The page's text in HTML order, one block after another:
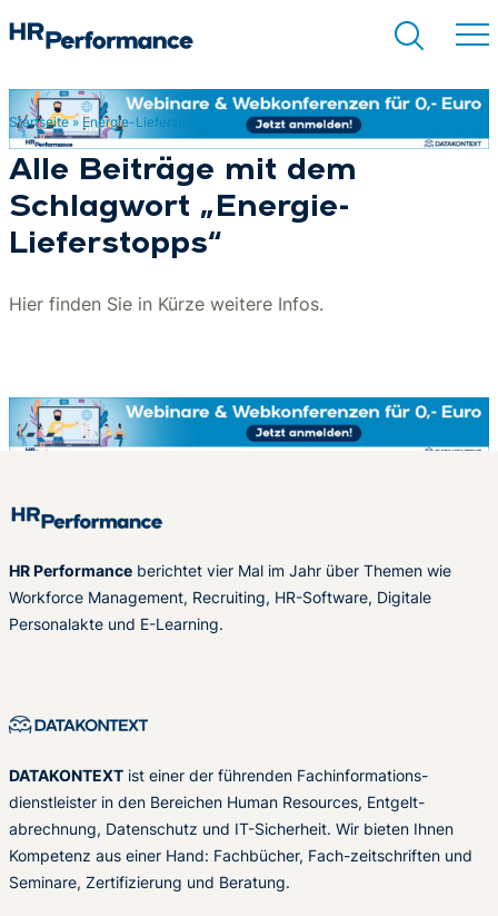
Suchen
Startseite» Energie-Lieferstopps
Alle Beiträge mit dem
Schlagwort „Energie-
Lieferstopps“
Hier finden Sie in Kürze weitere Infos.
HR Performance berichtet vier Mal im Jahr über Themen wie
Workforce Management, Recruiting, HR-Software, Digitale
Personalakte und E-Learning.
DATAKONTEXT ist einer der führenden Fachinformations-
dienstleister in den Bereichen Human Resources, Entgelt-
abrechnung, Datenschutz und IT-Sicherheit. Wir bieten Ihnen
Kompetenz aus einer Hand: Fachbücher, Fach-zeitschriften und
Seminare, Zertifizierung und Beratung.